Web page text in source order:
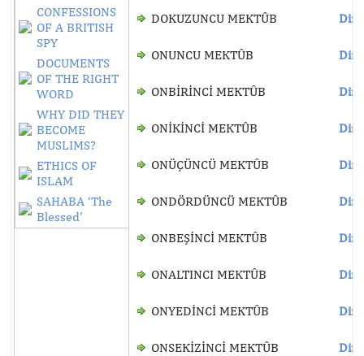
CONFESSIONS
OF A BRITISH
SPY
DOCUMENTS
OF THE RIGHT
WORD
WHY DID THEY
BECOME
MUSLIMS?
ETHICS OF
ISLAM
SAHABA ‘The
Blessed’
DOKUZUNCU MEKTÛB
ONUNCU MEKTÛB
ONBİRİNCİ MEKTÛB
ONİKİNCİ MEKTÛB
ONÜÇÜNCÜ MEKTÛB
ONDÖRDÜNCÜ MEKTÛB
ONBEŞİNCİ MEKTÛB
ONALTINCI MEKTÛB
ONYEDİNCİ MEKTÛB
ONSEKİZİNCİ MEKTÛB